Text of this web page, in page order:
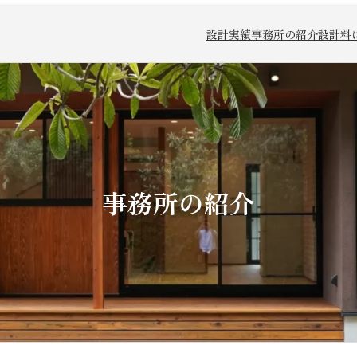
設計実績事務所の紹介設計料
事務所の紹介